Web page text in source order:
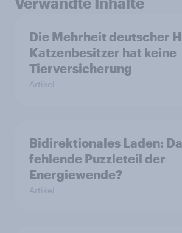
Die Mehrheit deutscher
Katzenbesitzer hat keine
Tierversicherung
Artikel
Bidirektionales Laden:
fehlende Puzzleteil der
Energiewende?
Artikel